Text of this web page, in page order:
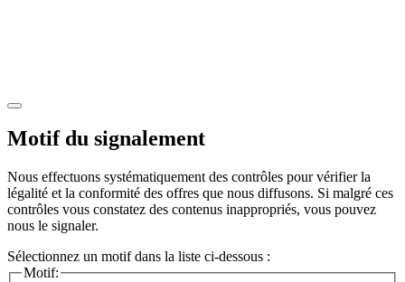
Motif du signalement
Nous effectuons systématiquement des contrôles pour vérifier la
légalité et la conformité des offres que nous diffusons. Si malgré ces
contrôles vous constatez des contenus inappropriés, vous pouvez
nous le signaler.
Sélectionnez un motif dans la liste ci-dessous :
Motif: